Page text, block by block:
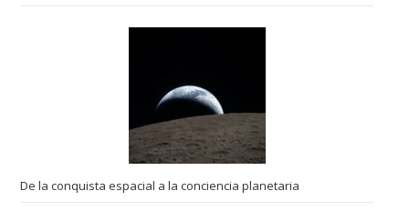
De la conquista espacial a la conciencia planetaria